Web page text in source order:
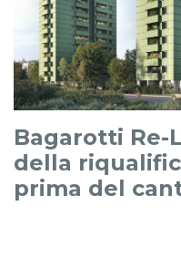
Bagarotti Re-
della
prima del